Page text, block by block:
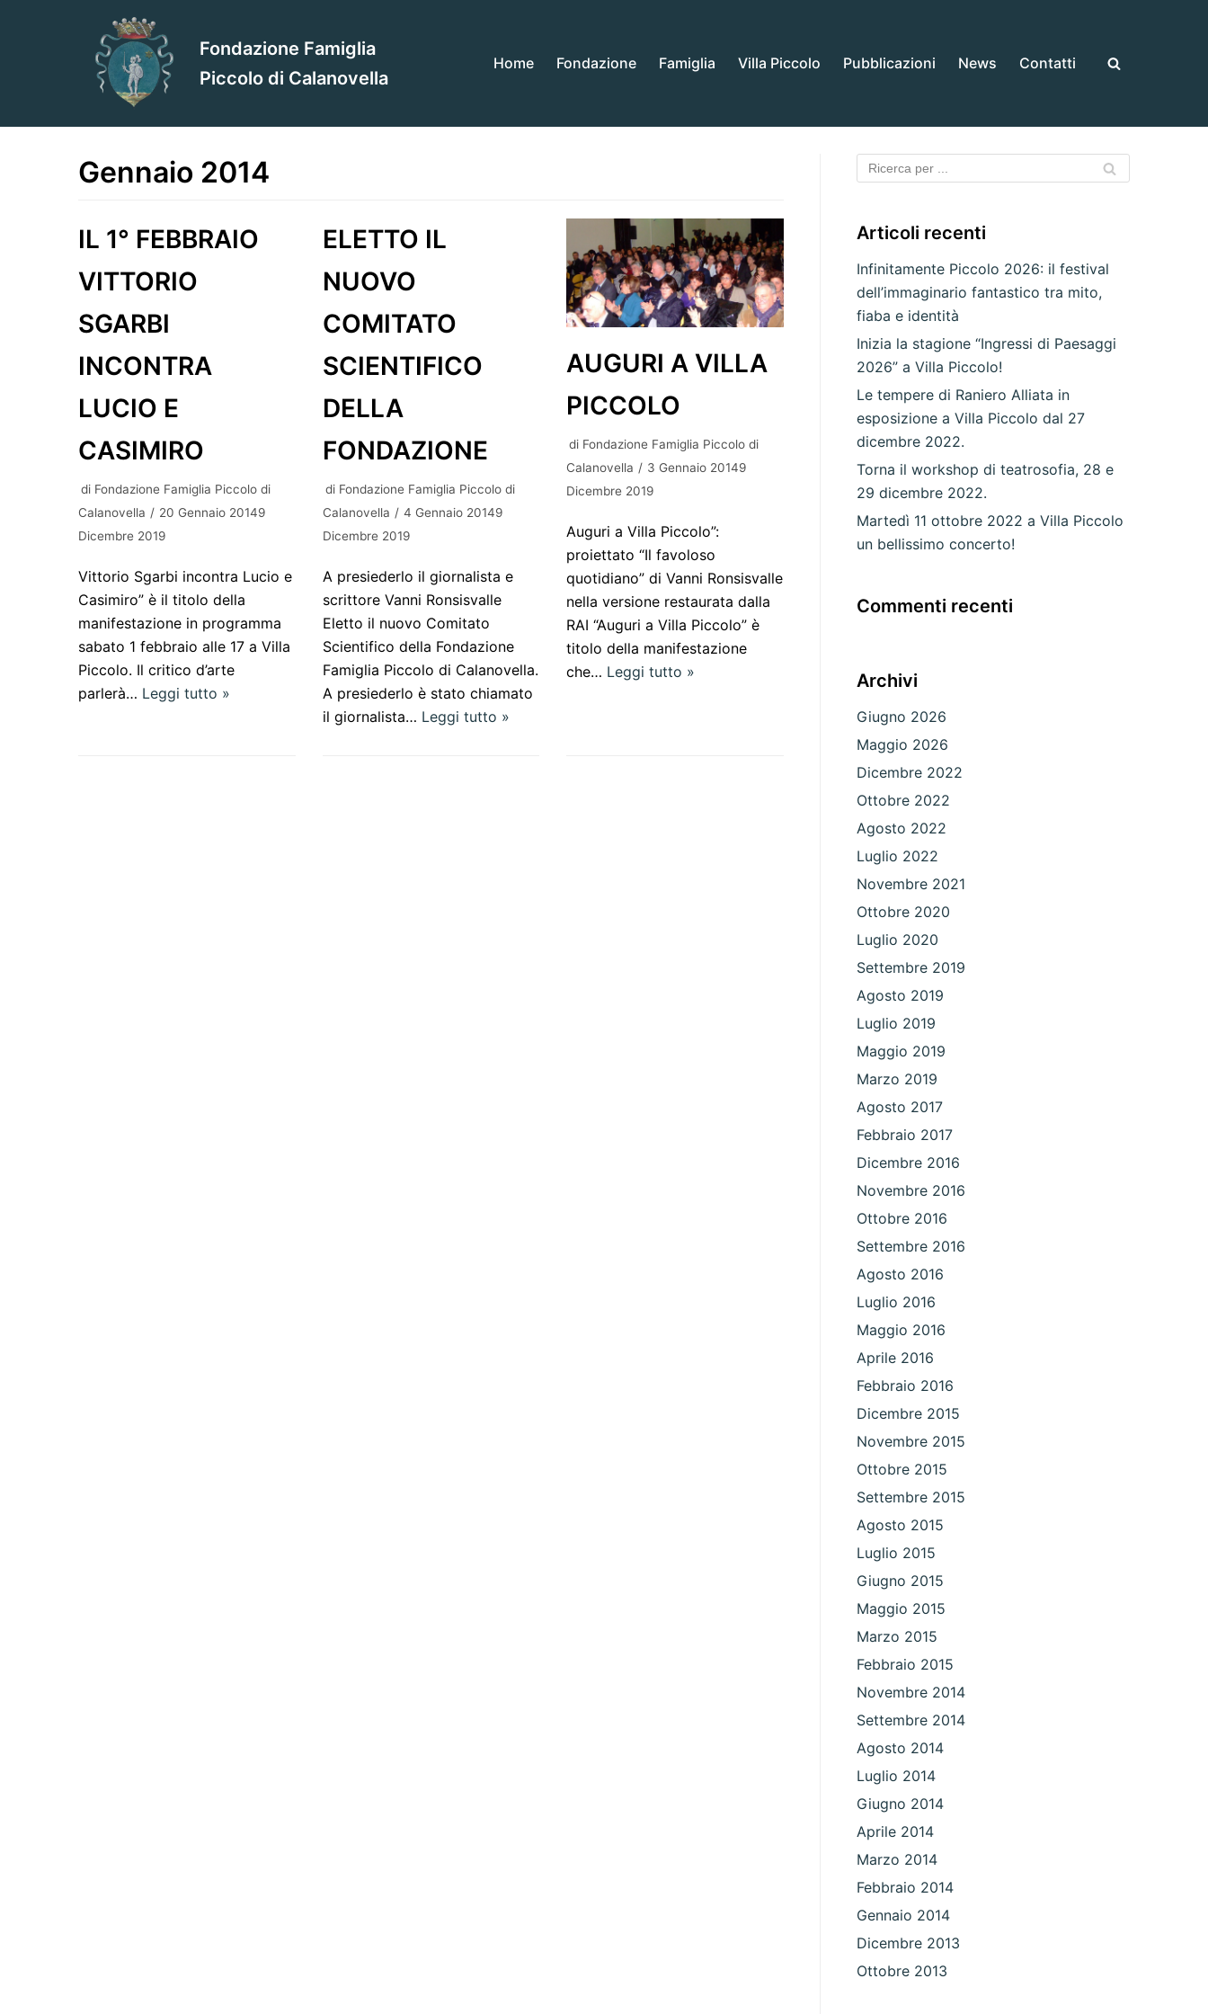
Fondazione Famiglia
Piccolo di Calanovella
Home Fondazione Famiglia Villa Piccolo Pubblicazioni News Contatti
Gennaio 2014
IL 1° FEBBRAIO
VITTORIO
SGARBI
INCONTRA
LUCIO E
CASIMIRO
di Fondazione Famiglia Piccolo di
Calanovella
20 Gennaio 20149
Dicembre 2019
Vittorio Sgarbi incontra Lucio e
Casimiro” è il titolo della
manifestazione in programma
sabato 1 febbraio alle 17 a Villa
Piccolo. Il critico d’arte
parlerà… Leggi tutto »
ELETTO IL
NUOVO
COMITATO
SCIENTIFICO
DELLA
FONDAZIONE
di Fondazione Famiglia Piccolo di
Calanovella
4 Gennaio 20149
Dicembre 2019
A presiederlo il giornalista e
scrittore Vanni Ronsisvalle
Eletto il nuovo Comitato
Scientifico della Fondazione
Famiglia Piccolo di Calanovella.
A presiederlo è stato chiamato
il giornalista… Leggi tutto »
AUGURI A VILLA
PICCOLO
di Fondazione Famiglia Piccolo di
Calanovella
3 Gennaio 20149
Dicembre 2019
Auguri a Villa Piccolo”:
proiettato “Il favoloso
quotidiano” di Vanni Ronsisvalle
nella versione restaurata dalla
RAI “Auguri a Villa Piccolo” è
titolo della manifestazione
che… Leggi tutto »
Articoli recenti
Infinitamente Piccolo 2026: il festival
dell’immaginario fantastico tra mito,
fiaba e identità
Inizia la stagione “Ingressi di Paesaggi
2026” a Villa Piccolo!
Le tempere di Raniero Alliata in
esposizione a Villa Piccolo dal 27
dicembre 2022.
Torna il workshop di teatrosofia, 28 e
29 dicembre 2022.
Martedì 11 ottobre 2022 a Villa Piccolo
un bellissimo concerto!
Commenti recenti
Archivi
Giugno 2026
Maggio 2026
Dicembre 2022
Ottobre 2022
Agosto 2022
Luglio 2022
Novembre 2021
Ottobre 2020
Luglio 2020
Settembre 2019
Agosto 2019
Luglio 2019
Maggio 2019
Marzo 2019
Agosto 2017
Febbraio 2017
Dicembre 2016
Novembre 2016
Ottobre 2016
Settembre 2016
Agosto 2016
Luglio 2016
Maggio 2016
Aprile 2016
Febbraio 2016
Dicembre 2015
Novembre 2015
Ottobre 2015
Settembre 2015
Agosto 2015
Luglio 2015
Giugno 2015
Maggio 2015
Marzo 2015
Febbraio 2015
Novembre 2014
Settembre 2014
Agosto 2014
Luglio 2014
Giugno 2014
Aprile 2014
Marzo 2014
Febbraio 2014
Gennaio 2014
Dicembre 2013
Ottobre 2013